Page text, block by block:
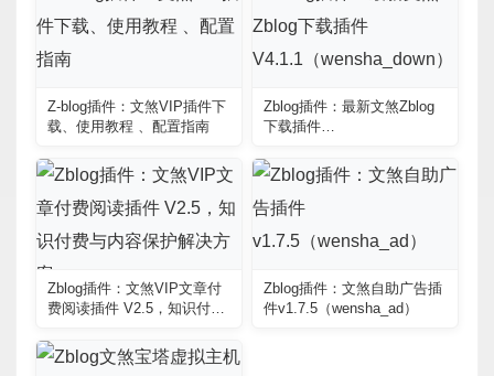
Z-blog插件：文煞VIP插件下
载、使用教程 、配置指南
Zblog插件：最新文煞Zblog
下载插件
Zblog插件：文煞VIP文章付
费阅读插件 V2.5，知识付费
Zblog插件：文煞自助广告插
件v1.7.5（wensha_ad）